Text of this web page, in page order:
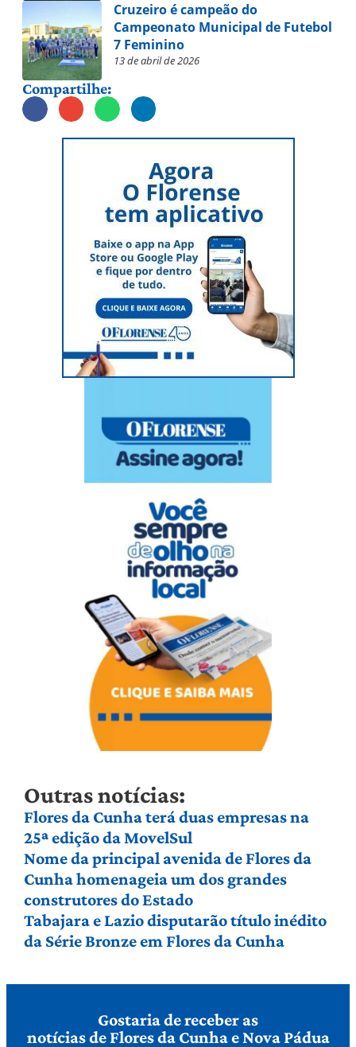
Cruzeiro é campeão do
Campeonato Municipal de Futebol
7 Feminino
13 de abril de 2026
Compartilhe:
Outras notícias:
Flores da Cunha terá duas empresas na
25ª edição da MovelSul
Nome da principal avenida de Flores da
Cunha homenageia um dos grandes
construtores do Estado
Tabajara e Lazio disputarão título inédito
da Série Bronze em Flores da Cunha
Gostaria de receber as
notícias de Flores da Cunha e Nova Pádua